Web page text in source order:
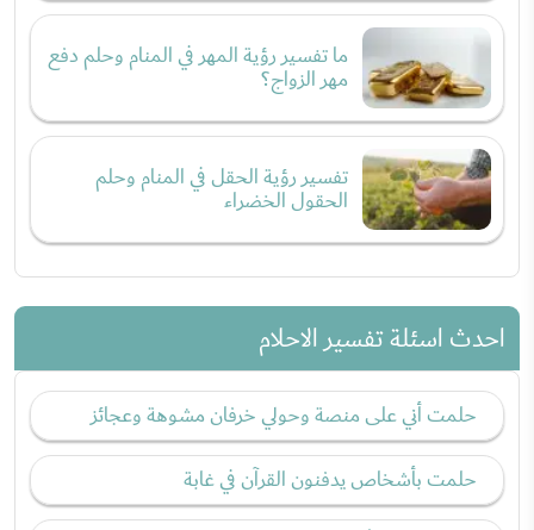
ما تفسير رؤية المهر في المنام وحلم دفع
مهر الزواج؟
تفسير رؤية الحقل في المنام وحلم
الحقول الخضراء
احدث اسئلة تفسير الاحلام
حلمت أني على منصة وحولي خرفان مشوهة وعجائز
حلمت بأشخاص يدفنون القرآن في غابة